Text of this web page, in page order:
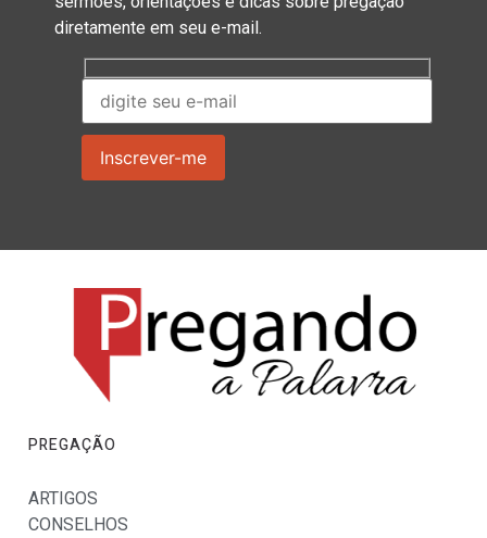
diretamente em seu e-mail.
PREGAÇÃO
ARTIGOS
CONSELHOS